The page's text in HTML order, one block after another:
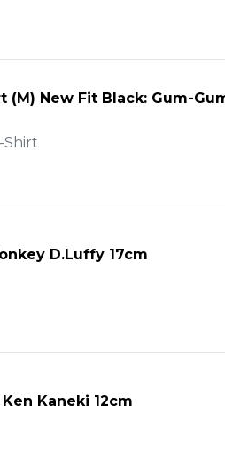
(M) New Fit Black: Gum-
Shirt
D.Luffy 17cm
Kaneki 12cm